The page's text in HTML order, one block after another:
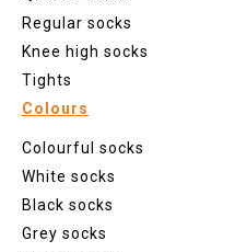
Regular socks
Knee high socks
Tights
Colours
Colourful socks
White socks
Black socks
Grey socks